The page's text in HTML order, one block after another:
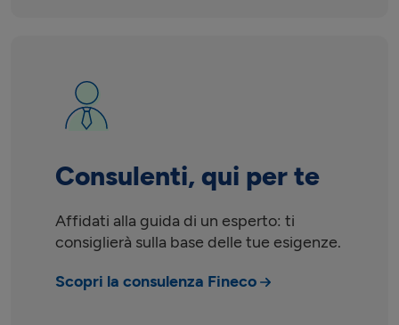
Consulenti, qui per te
Affidati alla guida di un esperto: ti
consiglierà sulla base delle tue esigenze.
Scopri la consulenza Fineco